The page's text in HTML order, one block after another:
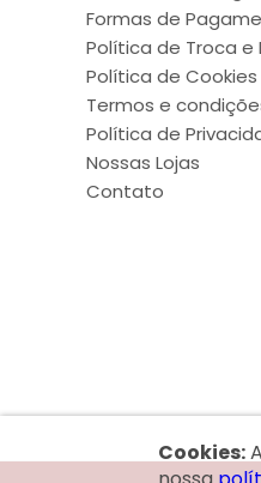
Formas de
Política de Troca e
Política de Cookies
Termos e
Política de
Nossas Lojas
Contato
Cookies: